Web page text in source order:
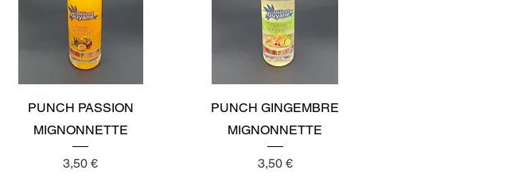
Aperçu rapide
PUNCH PASSION
MIGNONNETTE
Prix
3,50 €
Aperçu rapide
PUNCH GINGEMBRE
MIGNONNETTE
Prix
3,50 €